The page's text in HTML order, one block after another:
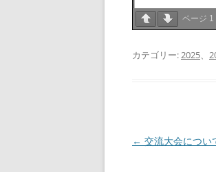
ページ 1
カテゴリー:2025、
投
← 交流大会につい